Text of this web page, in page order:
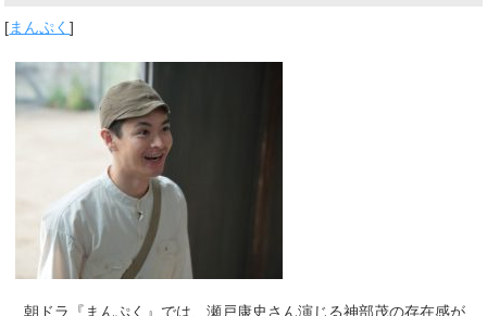
[まんぷく]
朝ドラ『まんぷく』では、瀬戸康史さん演じる神部茂の存在感が